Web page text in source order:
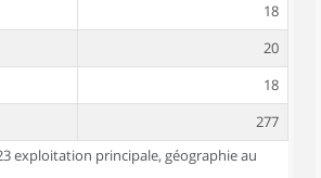
18
20
18
277
exploitation principale, géographie au